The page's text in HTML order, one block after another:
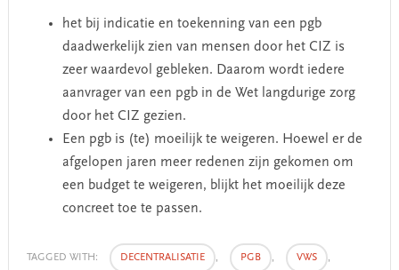
het bij indicatie en toekenning van een pgb
daadwerkelijk zien van mensen door het CIZ is
zeer waardevol gebleken. Daarom wordt iedere
aanvrager van een pgb in de Wet langdurige zorg
door het CIZ gezien.
Een pgb is (te) moeilijk te weigeren. Hoewel er de
afgelopen jaren meer redenen zijn gekomen om
een budget te weigeren, blijkt het moeilijk deze
concreet toe te passen.
TAGGED WITH: DECENTRALISATIE , PGB , VWS ,